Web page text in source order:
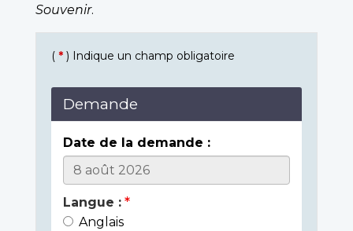
Souvenir.
( * ) Indique un champ obligatoire
Demande
Date de la demande :
Langue :
Anglais